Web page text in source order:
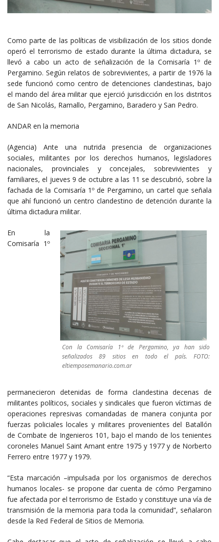
Como parte de las políticas de visibilización de los sitios donde
operó el terrorismo de estado durante la última dictadura, se
llevó a cabo un acto de señalización de la Comisaría 1º de
Pergamino. Según relatos de sobrevivientes, a partir de 1976 la
sede funcionó como centro de detenciones clandestinas, bajo
el mando del área militar que ejerció jurisdicción en los distritos
de San Nicolás, Ramallo, Pergamino, Baradero y San Pedro.
ANDAR en la memoria
(Agencia) Ante una nutrida presencia de organizaciones
sociales, militantes por los derechos humanos, legisladores
nacionales, provinciales y concejales, sobrevivientes y
familiares, el jueves 9 de octubre a las 11 se descubrió, sobre la
fachada de la Comisaría 1º de Pergamino, un cartel que señala
que ahí funcionó un centro clandestino de detención durante la
última dictadura militar.
Con la Comisaría 1º de Pergamino, ya han sido
señalizados 89 sitios en todo el país. FOTO:
eltiemposemanario.com.ar
En la
Comisaría 1º
permanecieron detenidas de forma clandestina decenas de
militantes políticos, sociales y sindicales que fueron víctimas de
operaciones represivas comandadas de manera conjunta por
fuerzas policiales locales y militares provenientes del Batallón
de Combate de Ingenieros 101, bajo el mando de los tenientes
coroneles Manuel Saint Amant entre 1975 y 1977 y de Norberto
Ferrero entre 1977 y 1979.
“Esta marcación –impulsada por los organismos de derechos
humanos locales- se propone dar cuenta de cómo Pergamino
fue afectada por el terrorismo de Estado y constituye una vía de
transmisión de la memoria para toda la comunidad”, señalaron
desde la Red Federal de Sitios de Memoria.